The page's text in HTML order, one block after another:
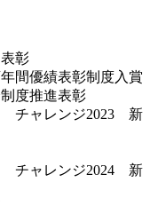
彰
間優績表彰制度入賞
度推進表彰
チャレンジ2023 新
チャレンジ2024 新